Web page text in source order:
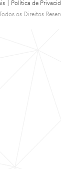
Política de
os Direitos